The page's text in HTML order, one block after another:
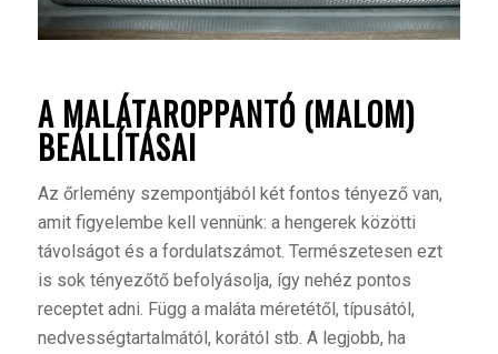
A MALÁTAROPPANTÓ (MALOM)
BEÁLLÍTÁSAI
Az őrlemény szempontjából két fontos tényező van,
amit figyelembe kell vennünk: a hengerek közötti
távolságot és a fordulatszámot. Természetesen ezt
is sok tényezőtő befolyásolja, így nehéz pontos
receptet adni. Függ a maláta méretétől, típusától,
nedvességtartalmától, korától stb. A legjobb, ha